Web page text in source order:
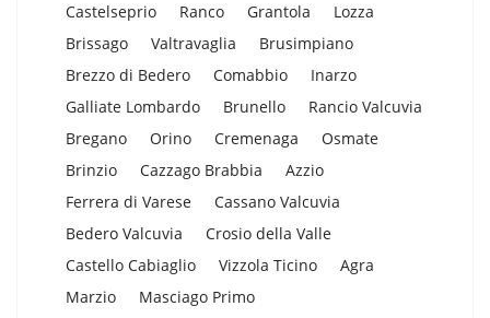
Castelseprio
Ranco Grantola
Lozza
Brissago
Valtravaglia
Brusimpiano
Brezzo di Bedero
Comabbio
Inarzo
Galliate Lombardo
Brunello
Rancio Valcuvia
Bregano
Orino Cremenaga
Osmate
Brinzio
Cazzago Brabbia
Azzio
Ferrera di Varese
Cassano Valcuvia
Bedero Valcuvia
Crosio della Valle
Castello Cabiaglio
Vizzola Ticino
Agra
Marzio
Masciago Primo